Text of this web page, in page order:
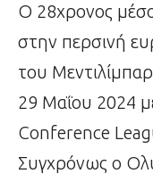
Ο 28χρονος
στην περσινή
του
29 Μαΐου 2024
Conference
Συγχρόνως ο